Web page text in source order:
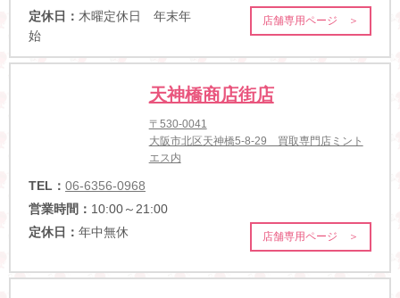
定休日： 木曜定休日 年末年
始
店舗専用ページ ＞
天神橋商店街店
〒530-0041
大阪市北区天神橋5-8-29 買取専門店ミント
エス内
TEL： 06-6356-0968
営業時間： 10:00～21:00
定休日： 年中無休 店舗専用ページ ＞